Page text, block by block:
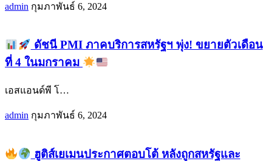
admin กุมภาพันธ์ 6, 2024
ดัชนี PMI ภาคบริการสหรัฐฯ พุ่ง! ขยายตัวเดือน
ที่ 4 ในมกราคม
เอสแอนด์พี โ…
admin กุมภาพันธ์ 6, 2024
ฮูติส์เยเมนประกาศตอบโต้ หลังถูกสหรัฐและ